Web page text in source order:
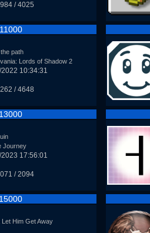
/ 4025
path
Lords of Shadow 2
10:34:31
/ 4648
Journey
17:56:01
/ 2094
Let Him Get Away